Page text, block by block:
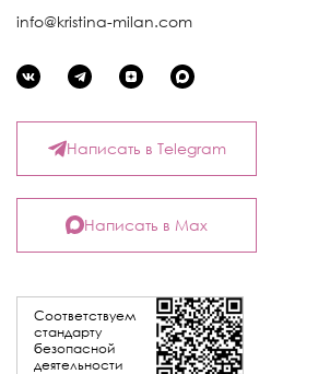
info@kristina-milan.com
Соответствуем
стандарту
безопасной
деятельности
Написать в Telegram
Написать в Max